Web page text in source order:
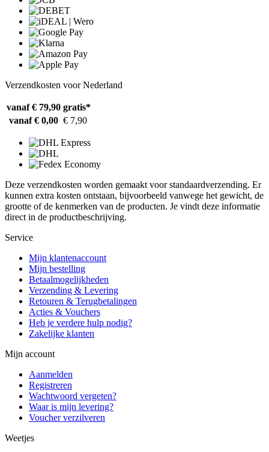
Verzendkosten voor Nederland
vanaf € 79,90 gratis*
vanaf € 0,00 € 7,90
Deze verzendkosten worden gemaakt voor standaardverzending. Er
kunnen extra kosten ontstaan, bijvoorbeeld vanwege het gewicht, de
grootte of de kenmerken van de producten. Je vindt deze informatie
direct in de productbeschrijving.
Service
Mijn klantenaccount
Mijn bestelling
Betaalmogelijkheden
Verzending & Levering
Retouren & Terugbetalingen
Acties & Vouchers
Heb je verdere hulp nodig?
Zakelijke klanten
Mijn account
Aanmelden
Registreren
Wachtwoord vergeten?
Waar is mijn levering?
Voucher verzilveren
Weetjes